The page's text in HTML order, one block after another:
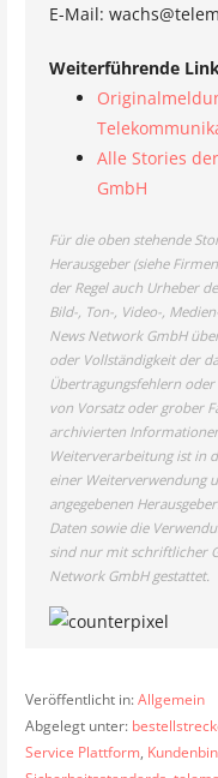
E-Mail:
Weiterführende
Alle Stories
GmbH
Für die oben stehende
Herausgeber (siehe
der Regel auch Urheber
Bild-, Ton-, Video-,
News Network GmbH
oder Vollständigkeit der
Übertragungsfehlern
von Vorsatz oder grober
archivierten
Weiterverarbeitung ist in
einer Weiterverwendung
angegebenen
Daten sowie die
sind nur mit schriftlicher
Network GmbH gestattet.
Veröffentlicht in:Allgemein
Abgelegt unter:
Service Plattform,